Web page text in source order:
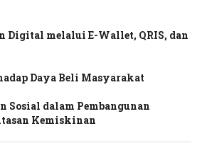
Digital melalui E-Wallet, QRIS, dan
Daya Beli Masyarakat
Sosial dalam Pembangunan
Kemiskinan